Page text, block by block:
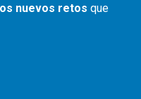
nuevos retos que